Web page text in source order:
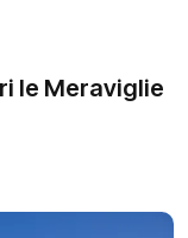
le Meraviglie